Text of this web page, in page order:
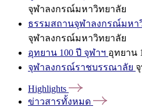
จุฬาลงกรณ์มหาวิทยาลัย
ธรรมสถานจุฬาลงกรณ์มหา
จุฬาลงกรณ์มหาวิทยาลัย
อุทยาน 100 ปี จุฬาฯ อุทยาน
จุฬาลงกรณ์ราชบรรณาลัย
Highlights
ข่าวสารทั้งหมด